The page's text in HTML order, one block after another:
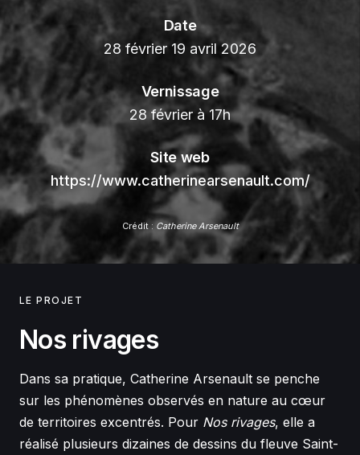
Date
28 février 19 avril 2026
Vernissage
28 février à 17h
Site web
https://www.catherinearsenault.com/
Crédit : Catherine Arsenault
LE PROJET
Nos rivages
Dans sa pratique, Catherine Arsenault se penche
sur les phénomènes observés en nature au cœur
de territoires excentrés. Pour Nos rivages, elle a
réalisé plusieurs dizaines de dessins du fleuve Saint-